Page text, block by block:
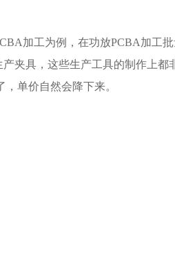
加工为例，在功放PCBA加工
夹具，这些生产工具的制作上都
单价自然会降下来。